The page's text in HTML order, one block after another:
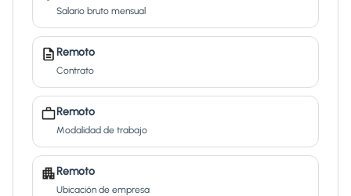
Salario bruto mensual
Remoto
Contrato
Remoto
Modalidad de trabajo
Remoto
Ubicación de empresa